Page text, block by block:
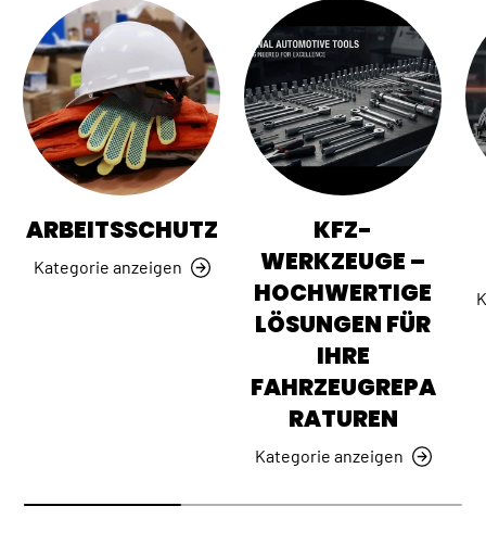
ARBEITSSCHUTZ
Kategorie anzeigen
KFZ-
WERKZEUGE –
HOCHWERTIGE
LÖSUNGEN FÜR
IHRE
FAHRZEUGREPA
RATUREN
Kategorie anzeigen